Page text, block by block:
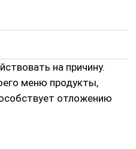
на причину.
меню продукты,
отложению